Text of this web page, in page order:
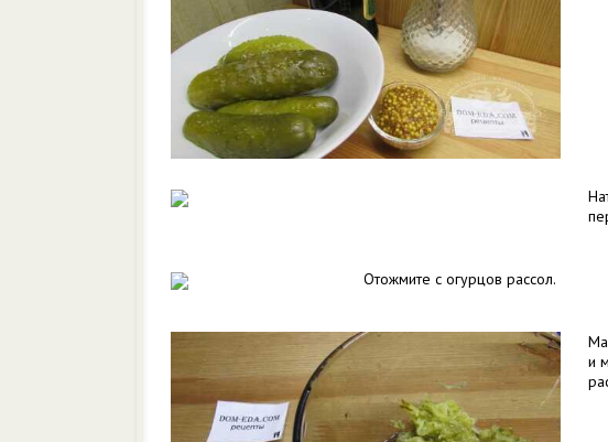
Отожмите с огурцов рассол.
и